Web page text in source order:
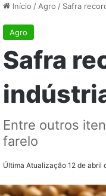
Início / Agro / Safra
Agro
Safra
Entre outros
farelo
Última Atualização 12 de abril